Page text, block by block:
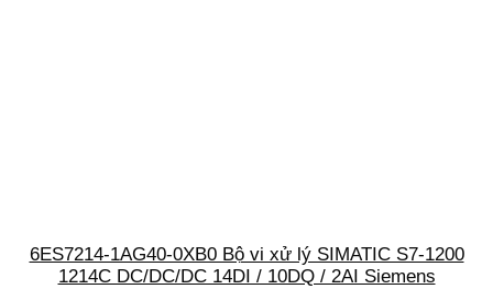
6ES7214-1AG40-0XB0 Bộ vi xử lý SIMATIC S7-1200
1214C DC/DC/DC 14DI / 10DQ / 2AI Siemens